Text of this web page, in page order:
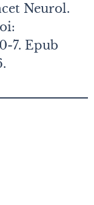
Neurol.
7. Epub